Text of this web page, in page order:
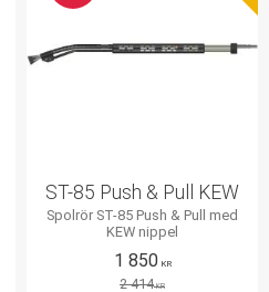
ST-85 Push & Pull KEW
Spolrör ST-85 Push & Pull med
KEW nippel
1 850KR
2 414KR